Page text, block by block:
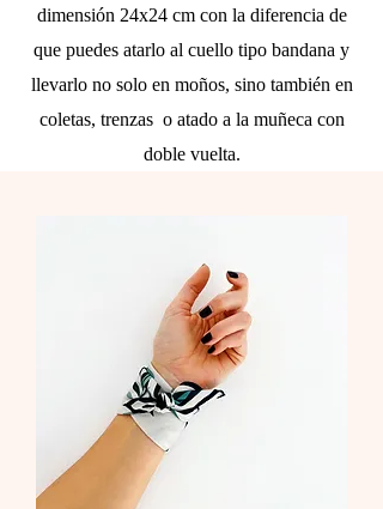
dimensión 24x24 cm con la diferencia de
que puedes atarlo al cuello tipo bandana y
llevarlo no solo en moños, sino también en
coletas, trenzas o atado a la muñeca con
doble vuelta.